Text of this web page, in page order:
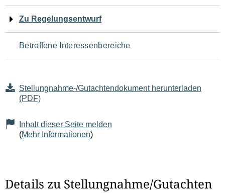
für
den
Seiteninhalt
Zu Regelungsentwurf
Betroffene Interessenbereiche
Stellungnahme-/Gutachtendokument herunterladen
(PDF)
Inhalt dieser Seite melden
(Mehr Informationen)
Details zu Stellungnahme/Gutachten